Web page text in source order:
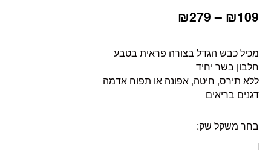
₪109
–
₪279
מכיל כבש הגדל בצורה פראית בטבע
חלבון בשר יחיד
ללא תירס, חיטה, אפונה או תפוח אדמה
דגנים בריאים
בחר משקל שק